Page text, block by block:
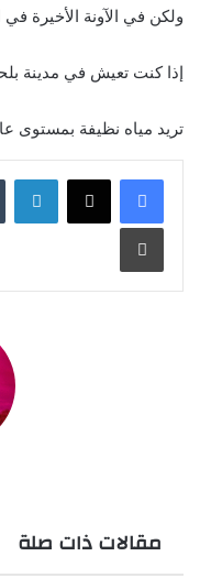
ولكن في الآونة الأخيرة في
إذا كنت تعيش في مدينة
تريد مياه نظيفة بمستوى
مقالات ذات صلة